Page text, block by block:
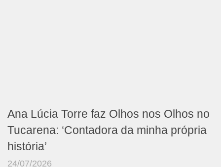
Ana Lúcia Torre faz Olhos nos Olhos no
Tucarena: ‘Contadora da minha própria
história’
24/07/2026